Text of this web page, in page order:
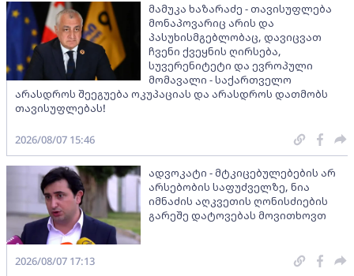
მამუკა ხაზარაძე - თავისუფლება
მონაპოვარიც არის და
პასუხისმგებლობაც, დავიცვათ
ჩვენი ქვეყნის ღირსება,
სუვერენიტეტი და ევროპული
მომავალი - საქართველო
არასდროს შეეგუება ოკუპაციას და არასდროს დათმობს
თავისუფლებას!
2026/08/07 15:46
ადვოკატი - მტკიცებულებების არ
არსებობის საფუძველზე, ნია
იმნაძის აღკვეთის ღონისძიების
გარეშე დატოვებას მოვითხოვთ
2026/08/07 17:13